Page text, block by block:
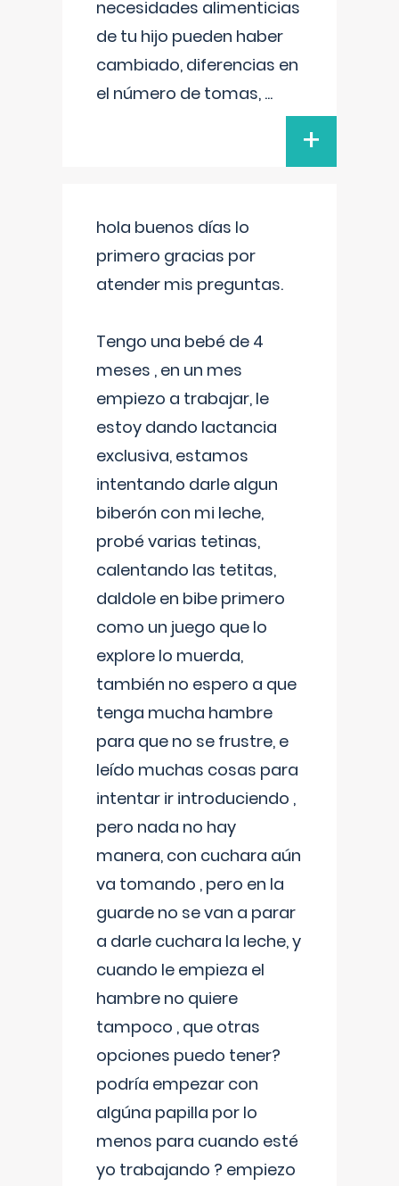
necesidades alimenticias
de tu hijo pueden haber
cambiado, diferencias en
el número de tomas, ...
+
hola buenos días lo
primero gracias por
atender mis preguntas.
Tengo una bebé de 4
meses , en un mes
empiezo a trabajar, le
estoy dando lactancia
exclusiva, estamos
intentando darle algun
biberón con mi leche,
probé varias tetinas,
calentando las tetitas,
daldole en bibe primero
como un juego que lo
explore lo muerda,
también no espero a que
tenga mucha hambre
para que no se frustre, e
leído muchas cosas para
intentar ir introduciendo ,
pero nada no hay
manera, con cuchara aún
va tomando , pero en la
guarde no se van a parar
a darle cuchara la leche, y
cuando le empieza el
hambre no quiere
tampoco , que otras
opciones puedo tener?
podría empezar con
algúna papilla por lo
menos para cuando esté
yo trabajando ? empiezo